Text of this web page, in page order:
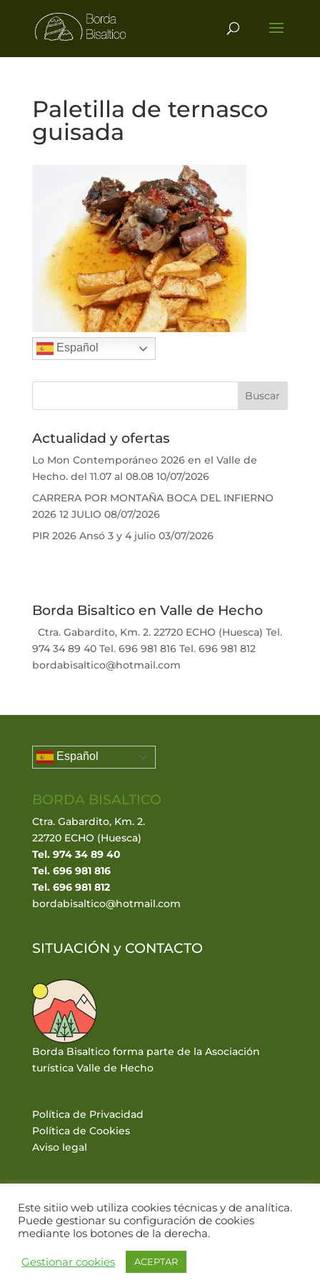
Paletilla de ternasco
guisada
Español
Actualidad y ofertas
Lo Mon Contemporáneo 2026 en el Valle de
Hecho. del 11.07 al 08.08 10/07/2026
CARRERA POR MONTAÑA BOCA DEL INFIERNO
2026 12 JULIO 08/07/2026
PIR 2026 Ansó 3 y 4 julio 03/07/2026
Borda Bisaltico en Valle de Hecho
Ctra. Gabardito, Km. 2. 22720 ECHO (Huesca) Tel.
974 34 89 40 Tel. 696 981 816 Tel. 696 981 812
bordabisaltico@hotmail.com
Español
BORDA BISALTICO
Ctra. Gabardito, Km. 2.
22720 ECHO (Huesca)
Tel. 974 34 89 40
Tel. 696 981 816
Tel. 696 981 812
bordabisaltico@hotmail.com
SITUACIÓN y CONTACTO
Borda Bisaltico forma parte de la Asociación
turística Valle de Hecho
Política de Privacidad
Política de Cookies
Aviso legal
© BORDA BISALTICO 2017. VALLE DE HECHO · PIRINEOS |
DISEÑO WEB: WWW.PIRINEUM.ES
Este sitiio web utiliza cookies técnicas y de analítica.
Puede gestionar su configuración de cookies
mediante los botones de la derecha.
Gestionar cookies ACEPTAR